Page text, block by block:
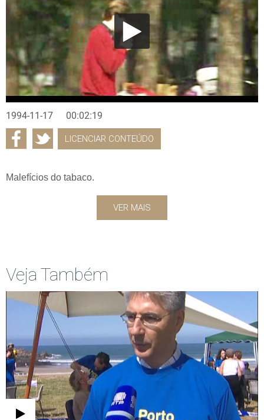
1994-11-17 00:02:19
LICENCIAR CONTEÚDO
Malefícios do tabaco.
VER MAIS
Veja Também